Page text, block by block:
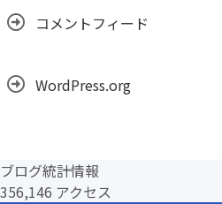
コメントフィード
WordPress.org
ブログ統計情報
356,146 アクセス